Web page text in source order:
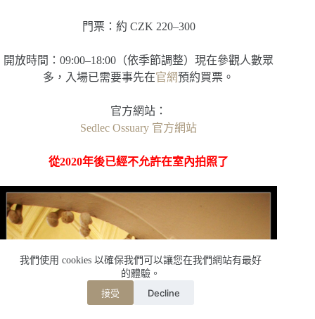
我們使用 cookies 以確保我們可以讓您在我們網站有最好
的體驗。
接受 Decline
門票：約 CZK 220–300
開放時間：09:00–18:00（依季節調整）現在參觀人數眾
多，入場已需要事先在官網預約買票。
官方網站：
Sedlec Ossuary 官方網站
從2020年後已經不允許在室內拍照了